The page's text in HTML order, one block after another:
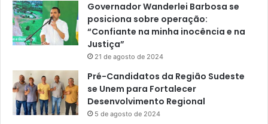
Governador Wanderlei Barbosa se
posiciona sobre operação:
“Confiante na minha inocência e na
Justiça”
21 de agosto de 2024
Pré-Candidatos da Região Sudeste
se Unem para Fortalecer
Desenvolvimento Regional
5 de agosto de 2024